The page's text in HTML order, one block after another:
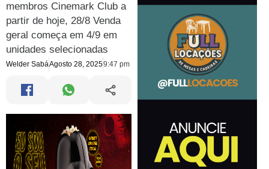
membros Cinemark Club a
partir de hoje, 28/8 Venda
geral começa em 4/9 em
unidades selecionadas
Welder SabáAgosto 28, 20259:47 pm